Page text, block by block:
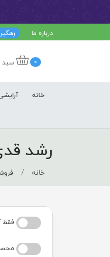
درباره ما
0 سبد
خانه
رشد
خانه
فقط